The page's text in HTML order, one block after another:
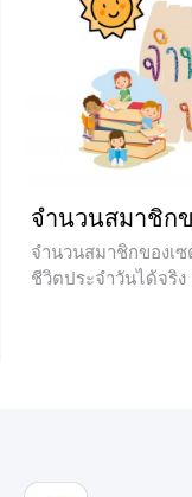
ระยะทางที่เท่ากัน
เรขาคณิตที่มีสองมิติ
360 องศา โดยทั่วไ
เป็นวงกลมอยู่รอบ ๆ
0
จำนวนสมาชิก
จำนวนสมาชิกของเซ
ชีวิตประจำวันได้จริ